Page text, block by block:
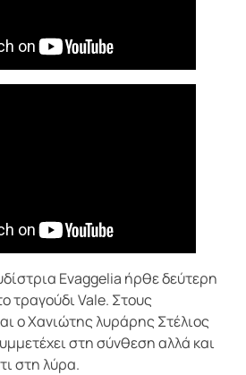
Evaggelia ήρθε δεύτερη
τραγούδι Vale. Στους
ο Χανιώτης λυράρης Στέλιος
στη σύνθεση αλλά και
στη λύρα.